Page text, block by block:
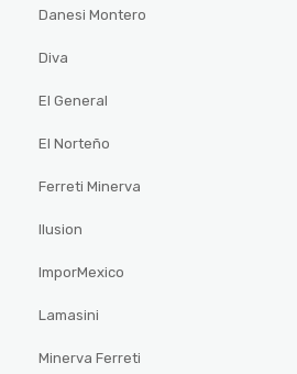
Danesi Montero
Diva
El General
El Norteño
Ferreti Minerva
Ilusion
ImporMexico
Lamasini
Minerva Ferreti